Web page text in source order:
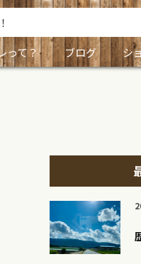
って？ ブログ シ